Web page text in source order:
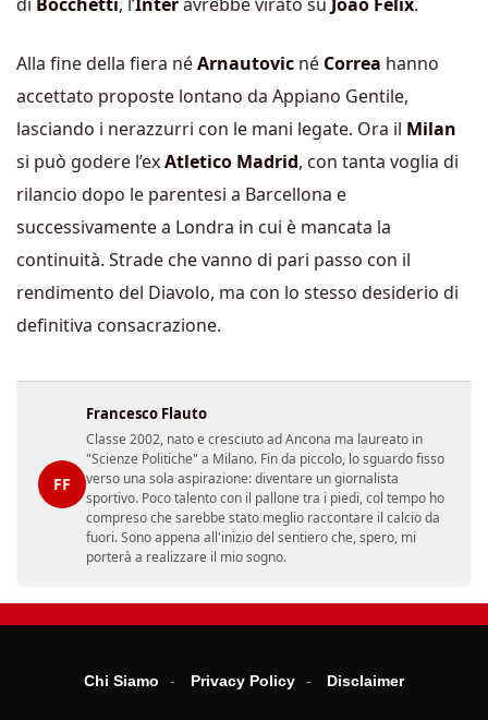
Alla fine della fiera néArnautovic né Correa hanno
accettato proposte lontano da Appiano Gentile,
lasciando i nerazzurri con le mani legate. Ora il Milan
si può godere l’exAtletico Madrid, con tanta voglia di
rilancio dopo le parentesi a Barcellona e
successivamente a Londra in cui è mancata la
continuità. Strade che vanno di pari passo con il
rendimento del Diavolo, ma con lo stesso desiderio di
definitiva consacrazione.
FF
Francesco Flauto
Classe 2002, nato e cresciuto ad Ancona ma laureato in
"Scienze Politiche" a Milano. Fin da piccolo, lo sguardo fisso
verso una sola aspirazione: diventare un giornalista
sportivo. Poco talento con il pallone tra i piedi, col tempo ho
compreso che sarebbe stato meglio raccontare il calcio da
fuori. Sono appena all'inizio del sentiero che, spero, mi
porterà a realizzare il mio sogno.
Chi Siamo Privacy Policy Disclaimer